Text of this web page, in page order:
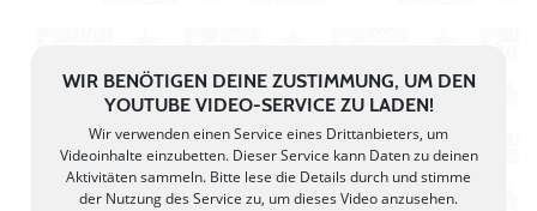
WIR BENÖTIGEN DEINE ZUSTIMMUNG, UM DEN
YOUTUBE VIDEO-SERVICE ZU LADEN!
Wir verwenden einen Service eines Drittanbieters, um
Videoinhalte einzubetten. Dieser Service kann Daten zu deinen
Aktivitäten sammeln. Bitte lese die Details durch und stimme
der Nutzung des Service zu, um dieses Video anzusehen.